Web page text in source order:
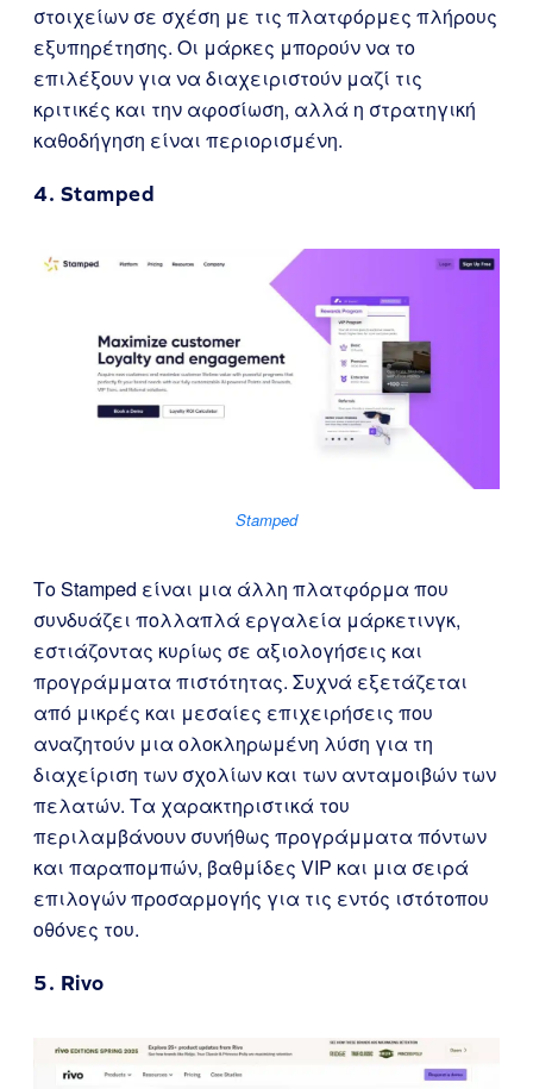
στοιχείων σε σχέση με τις πλατφόρμες πλήρους
εξυπηρέτησης. Οι μάρκες μπορούν να το
επιλέξουν για να διαχειριστούν μαζί τις
κριτικές και την αφοσίωση, αλλά η στρατηγική
καθοδήγηση είναι περιορισμένη.
4. Stamped
Stamped
Το Stamped είναι μια άλλη πλατφόρμα που
συνδυάζει πολλαπλά εργαλεία μάρκετινγκ,
εστιάζοντας κυρίως σε αξιολογήσεις και
προγράμματα πιστότητας. Συχνά εξετάζεται
από μικρές και μεσαίες επιχειρήσεις που
αναζητούν μια ολοκληρωμένη λύση για τη
διαχείριση των σχολίων και των ανταμοιβών των
πελατών. Τα χαρακτηριστικά του
περιλαμβάνουν συνήθως προγράμματα πόντων
και παραπομπών, βαθμίδες VIP και μια σειρά
επιλογών προσαρμογής για τις εντός ιστότοπου
οθόνες του.
5. Rivo